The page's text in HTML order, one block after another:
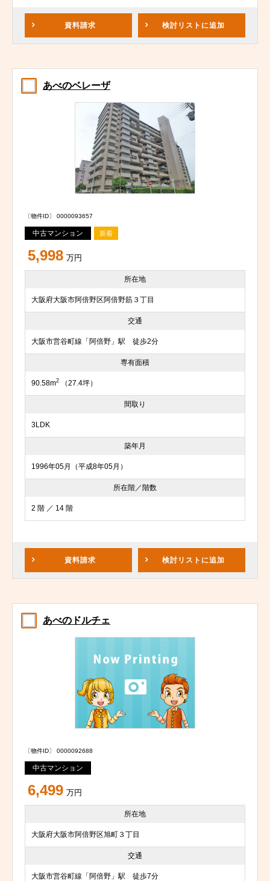
資料請求 検討リスト に追加
あべのベレーザ
〔物件ID〕 0000093657
中古マンション 新着
5,998 万円
所在地
大阪府大阪市阿倍野区阿倍野筋３丁目
交通
大阪市営谷町線「阿倍野」駅 徒歩2分
専有面積
90.58m2 （27.4坪）
間取り
3LDK
築年月
1996年05月（平成8年05月）
所在階／階数
2 階 ／ 14 階
資料請求 検討リスト に追加
あべのドルチェ
〔物件ID〕 0000092688
中古マンション
6,499 万円
所在地
大阪府大阪市阿倍野区旭町３丁目
交通
大阪市営谷町線「阿倍野」駅 徒歩7分